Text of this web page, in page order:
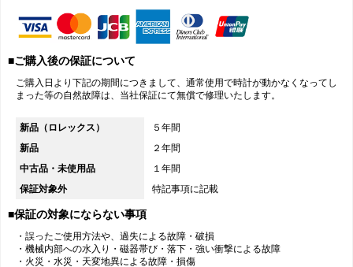
■ご購入後の保証について
ご購入日より下記の期間につきまして、通常使用で時計が動かなくなってし
まった等の自然故障は、当社保証にて無償で修理いたします。
新品（ロレックス）
５年間
新品
２年間
中古品・未使用品
１年間
保証対象外
特記事項に記載
■保証の対象にならない事項
・誤ったご使用方法や、過失による故障・破損
・機械内部への水入り・磁器帯び・落下・強い衝撃による故障
・火災・水災・天変地異による故障・損傷